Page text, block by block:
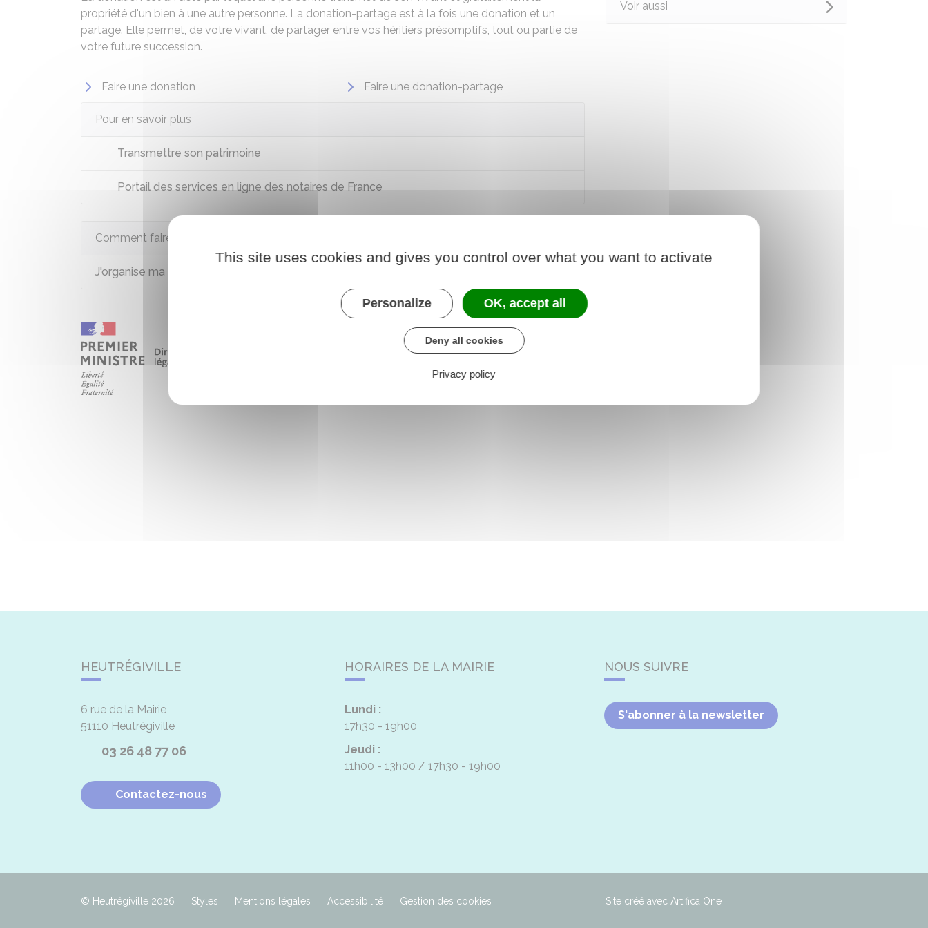
propriété d'un bien à une autre personne. La donation-partage est à la fois une donation et un
partage. Elle permet, de votre vivant, de partager entre vos héritiers présomptifs, tout ou partie de
votre future succession.
Faire une donation Faire une donation-partage
Pour en savoir plus
Transmettre son patrimoine
Portail des services en ligne des notaires de France
Comment faire si...
J'organise ma succession
Voir aussi
HEUTRÉGIVILLE
6 rue de la Mairie
51110 Heutrégiville
03 26 48 77 06
Contactez-nous
HORAIRES DE LA MAIRIE
Lundi :
17h30 - 19h00
Jeudi :
11h00 - 13h00
17h30 - 19h00
NOUS SUIVRE
S'abonner à la newsletter
© Heutrégiville 2026 Styles Mentions légales Accessibilité Gestion des cookies Site créé avec Artifica One
This site uses cookies and gives you control over what you want to activate
Personalize OK, accept all
Deny all cookies
Privacy policy